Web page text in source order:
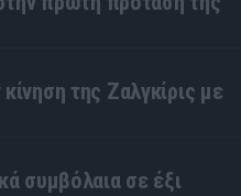
της Ζαλγκίρις με
συμβόλαια σε έξι